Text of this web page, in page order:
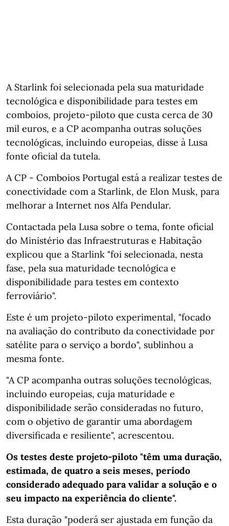
A Starlink foi selecionada pela sua maturidade
tecnológica e disponibilidade para testes em
comboios, projeto-piloto que custa cerca de 30
mil euros, e a CP acompanha outras soluções
tecnológicas, incluindo europeias, disse à Lusa
fonte oficial da tutela.
A CP - Comboios Portugal está a realizar testes de
conectividade com a Starlink, de Elon Musk, para
melhorar a Internet nos Alfa Pendular.
Contactada pela Lusa sobre o tema, fonte oficial
do Ministério das Infraestruturas e Habitação
explicou que a Starlink "foi selecionada, nesta
fase, pela sua maturidade tecnológica e
disponibilidade para testes em contexto
ferroviário".
Este é um projeto-piloto experimental, "focado
na avaliação do contributo da conectividade por
satélite para o serviço a bordo", sublinhou a
mesma fonte.
"A CP acompanha outras soluções tecnológicas,
incluindo europeias, cuja maturidade e
disponibilidade serão consideradas no futuro,
com o objetivo de garantir uma abordagem
diversificada e resiliente", acrescentou.
Os testes deste projeto-piloto "têm uma duração,
estimada, de quatro a seis meses, período
considerado adequado para validar a solução e o
seu impacto na experiência do cliente".
Esta duração "poderá ser ajustada em função da